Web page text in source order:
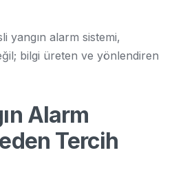
yangın alarm sistemi,
bilgi üreten ve yönlendiren
Alarm
Tercih